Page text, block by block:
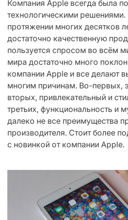
Компания Apple всегда была
технологическими
протяжении многих десятков
достаточно качественную
пользуется спросом во всём
мира достаточно много
компании Apple и все делают
многим причинам. Во-первых,
вторых, привлекательный и
третьих, функциональность и
далеко не все преимущества
производителя. Стоит более
с новинкой от компании Apple.